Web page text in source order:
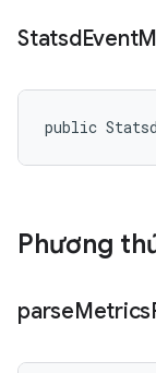
StatsdEvent
public
Phương
parseMetrics